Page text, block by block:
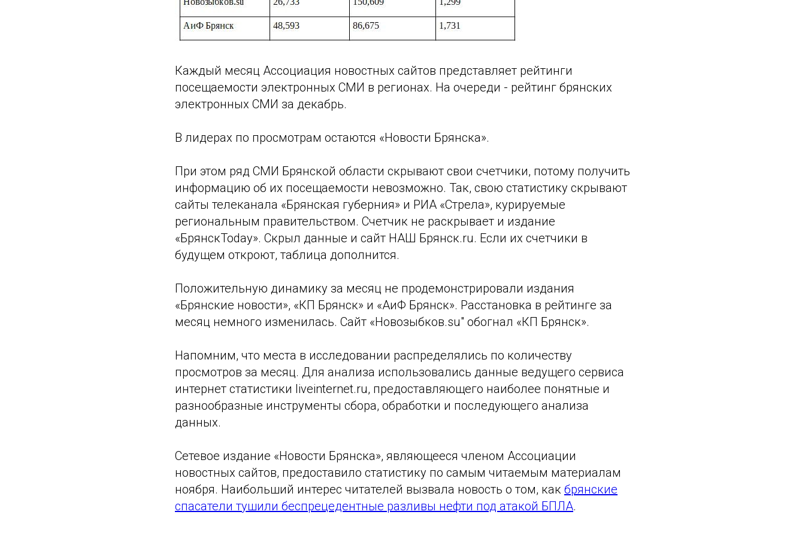
Каждый месяц Ассоциация новостных сайтов представляет рейтинги
посещаемости электронных СМИ в регионах. На очереди - рейтинг брянских
электронных СМИ за декабрь.
В лидерах по просмотрам остаются «Новости Брянска».
При этом ряд СМИ Брянской области скрывают свои счетчики, потому получить
информацию об их посещаемости невозможно. Так, свою статистику скрывают
сайты телеканала «Брянская губерния» и РИА «Стрела», курируемые
региональным правительством. Счетчик не раскрывает и издание
«БрянскToday». Скрыл данные и сайт НАШ Брянск.ru. Если их счетчики в
будущем откроют, таблица дополнится.
Положительную динамику за месяц не продемонстрировали издания
«Брянские новости», «КП Брянск» и «АиФ Брянск». Расстановка в рейтинге за
месяц немного изменилась. Сайт «Новозыбков.su" обогнал «КП Брянск».
Напомним, что места в исследовании распределялись по количеству
просмотров за месяц. Для анализа использовались данные ведущего сервиса
интернет статистики liveinternet.ru, предоставляющего наиболее понятные и
разнообразные инструменты сбора, обработки и последующего анализа
данных.
Сетевое издание «Новости Брянска», являющееся членом Ассоциации
новостных сайтов, предоставило статистику по самым читаемым материалам
ноября. Наибольший интерес читателей вызвала новость о том, как брянские
спасатели тушили беспрецедентные разливы нефти под атакой БПЛА.